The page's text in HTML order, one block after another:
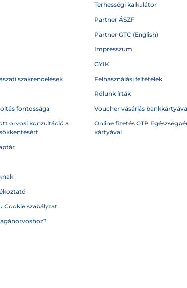
szakrendelések
fontossága
orvosi konzultáció a
Cookie szabályzat
Terhességi kalkulátor
Partner ÁSZF
Partner GTC (English)
Impresszum
GYIK
Felhasználási feltételek
Rólunk írták
Voucher vásárlás
Online fizetés OTP
kártyával